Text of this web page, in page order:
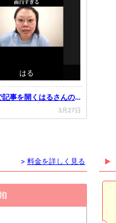
はる
事を開くはるさんのT
3月27日
> 料金を詳しく見る
]